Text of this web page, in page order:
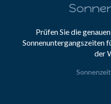
Prüfen Sie die
Sonnenuntergangszeiten
der